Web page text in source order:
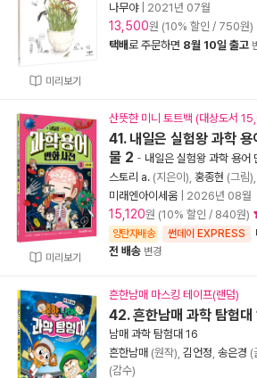
미리보기
나무야| 2021년 07월
13,500원 (10% 할인 / 750원)
택배로 주문하면 8월 10일 출고
미리보기
산뜻한 미니 토트백 (대상도서
41. 내일은 실험왕 과학
물 2 - 내일은 실험왕 과학 용어
스토리 a. (지은이), 홍종현 (그림),
미래엔아이세움
2026년 08월
15,120원 (10% 할인 / 840원)
양탄자배송 썬데이 EXPRESS
전 배송 변경
흔한남매 마스킹 테이프(랜덤)
42. 흔한남매 과학 탐험
남매 과학 탐험대 16
흔한남매 (원작), 김언정 송은경 (
(감수)